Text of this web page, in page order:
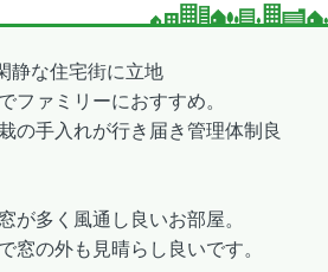
静な住宅街に立地
ファミリーにおすすめ。
の手入れが行き届き管理体制良
が多く風通し良いお部屋。
窓の外も見晴らし良いです。